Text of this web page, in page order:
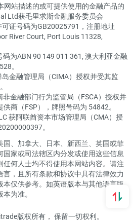
站描述的或可提供使用的金融产品的
Ltd获毛里求斯金融服务委员会
可证号码为GB20025791，注册地址
River Court, Port Louis 11328,
为ABN 90 149 011 361, 澳大利亚金融
。
金融管理局（CIMA）授权并受其监
金融部门行为监管局（FSCA）授权并
商（FSP），牌照号码为 54842。
获阿联酋资本市场管理局（CMA）授
。
、加拿大、日本、新西兰、英国或菲
家或司法辖区内分发或使用这些信息
何人士均不得使用本网站内容。请注
，且所有条款和协议中具有法律效力
仅供参考。如英语版本与其他语言版
为准。
版权所有， 保留一切权利。